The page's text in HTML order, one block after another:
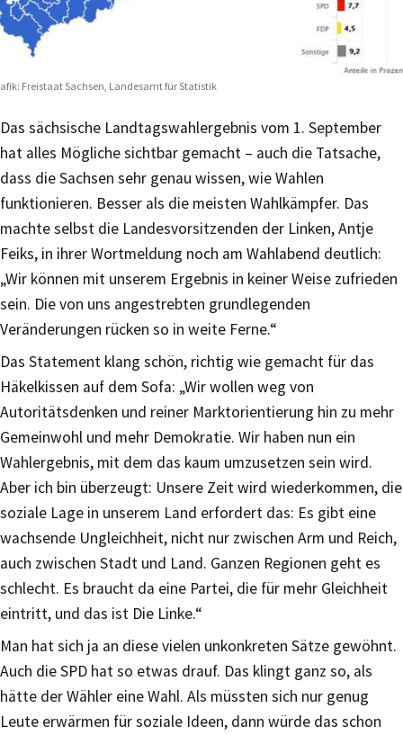
Freistaat Sachsen, Landesamt für Statistik
Das sächsische Landtagswahlergebnis vom 1. September
hat alles Mögliche sichtbar gemacht – auch die Tatsache,
dass die Sachsen sehr genau wissen, wie Wahlen
funktionieren. Besser als die meisten Wahlkämpfer. Das
machte selbst die Landesvorsitzenden der Linken, Antje
Feiks, in ihrer Wortmeldung noch am Wahlabend deutlich:
„Wir können mit unserem Ergebnis in keiner Weise zufrieden
sein. Die von uns angestrebten grundlegenden
Veränderungen rücken so in weite Ferne.“
Das Statement klang schön, richtig wie gemacht für das
Häkelkissen auf dem Sofa: „Wir wollen weg von
Autoritätsdenken und reiner Marktorientierung hin zu mehr
Gemeinwohl und mehr Demokratie. Wir haben nun ein
Wahlergebnis, mit dem das kaum umzusetzen sein wird.
Aber ich bin überzeugt: Unsere Zeit wird wiederkommen, die
soziale Lage in unserem Land erfordert das: Es gibt eine
wachsende Ungleichheit, nicht nur zwischen Arm und Reich,
auch zwischen Stadt und Land. Ganzen Regionen geht es
schlecht. Es braucht da eine Partei, die für mehr Gleichheit
eintritt, und das ist Die Linke.“
Man hat sich ja an diese vielen unkonkreten Sätze gewöhnt.
Auch die SPD hat so etwas drauf. Das klingt ganz so, als
hätte der Wähler eine Wahl. Als müssten sich nur genug
Leute erwärmen für soziale Ideen, dann würde das schon